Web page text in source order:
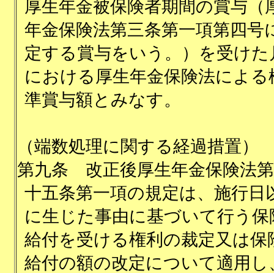
厚生年金被保険者期間の賞与（
年金保険法第三条第一項第四号
定する賞与をいう。）を受けた
における厚生年金保険法による
準賞与額とみなす。
（端数処理に関する経過措置）
第九条
改正後厚生年金保険法
十五条第一項の規定は、施行日
に生じた事由に基づいて行う保
給付を受ける権利の裁定又は保
給付の額の改定について適用し